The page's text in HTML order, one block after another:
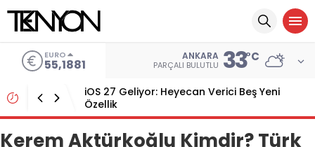
ALTIN
6.660,55
ANKARA
PARÇALI BULUTLU 33°C
Paste, MCP Desteği ile Panonuzu AI
Araçlarına Bağlıyor
Kerem Aktürkoğlu Kimdir? Türk